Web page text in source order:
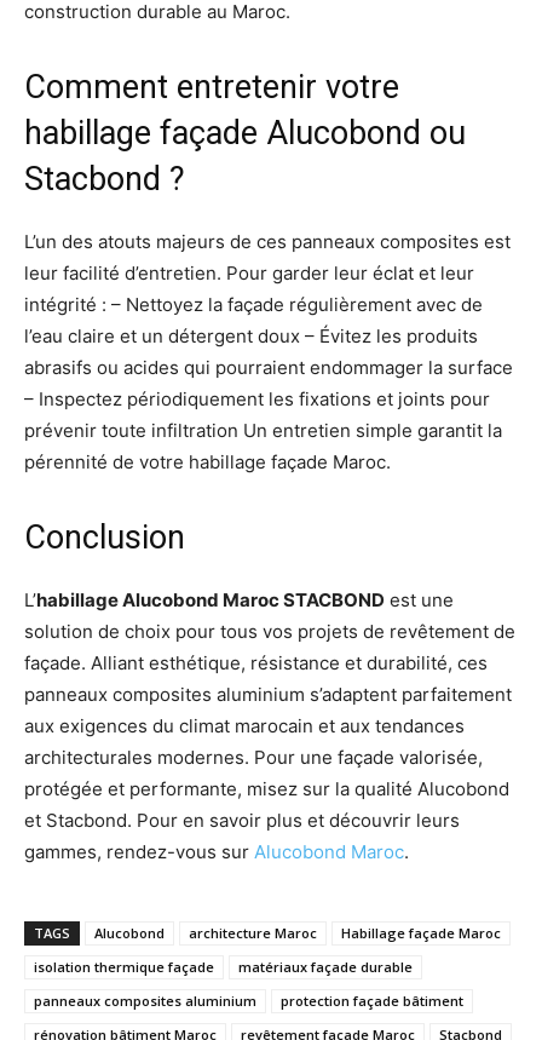
construction durable au Maroc.
Comment entretenir votre
habillage façade Alucobond ou
Stacbond ?
L’un des atouts majeurs de ces panneaux composites est
leur facilité d’entretien. Pour garder leur éclat et leur
intégrité : – Nettoyez la façade régulièrement avec de
l’eau claire et un détergent doux – Évitez les produits
abrasifs ou acides qui pourraient endommager la surface
– Inspectez périodiquement les fixations et joints pour
prévenir toute infiltration Un entretien simple garantit la
pérennité de votre habillage façade Maroc.
Conclusion
L’habillage Alucobond Maroc STACBOND est une
solution de choix pour tous vos projets de revêtement de
façade. Alliant esthétique, résistance et durabilité, ces
panneaux composites aluminium s’adaptent parfaitement
aux exigences du climat marocain et aux tendances
architecturales modernes. Pour une façade valorisée,
protégée et performante, misez sur la qualité Alucobond
et Stacbond. Pour en savoir plus et découvrir leurs
gammes, rendez-vous sur Alucobond Maroc.
TAGS Alucobond architecture Maroc
Habillage façade Maroc
isolation thermique façade
matériaux façade durable
panneaux composites aluminium
protection façade bâtiment
rénovation bâtiment Maroc
revêtement façade Maroc Stacbond